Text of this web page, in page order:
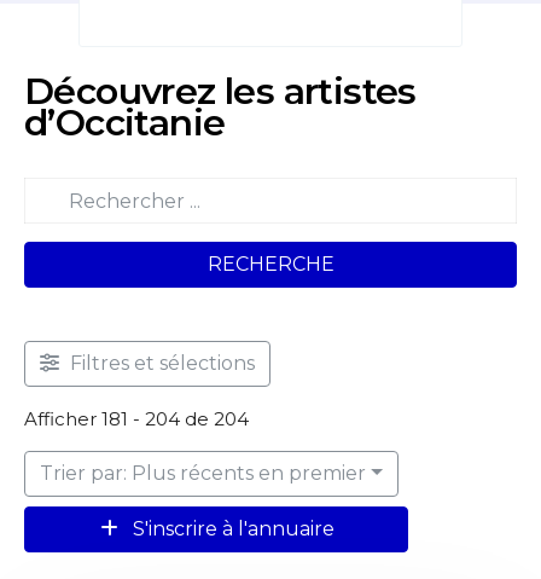
Découvrez les artistes
d’Occitanie
RECHERCHE
Filtres et sélections
Afficher 181 - 204 de 204
Trier par: Plus récents en premier
S'inscrire à l'annuaire